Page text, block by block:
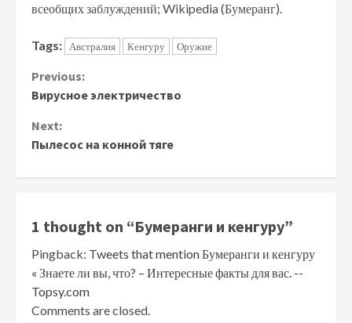
всеобщих заблуждений; Wikipedia (Бумеранг).
Tags: Австралия Кенгуру Оружие
Continue
Reading
Previous:
Вирусное электричество
Next:
Пылесос на конной тяге
1 thought on “Бумеранги и кенгуру”
Pingback: Tweets that mention Бумеранги и кенгуру
« Знаете ли вы, что? – Интересные факты для вас. --
Topsy.com
Comments are closed.